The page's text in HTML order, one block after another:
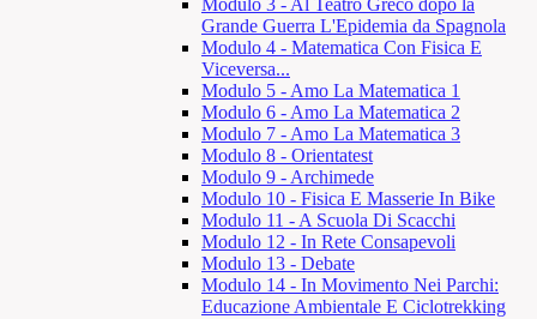
Grande Guerra L'Epidemia da Spagnola
Modulo 4 - Matematica Con Fisica E
Viceversa...
Modulo 5 - Amo La Matematica 1
Modulo 6 - Amo La Matematica 2
Modulo 7 - Amo La Matematica 3
Modulo 8 - Orientatest
Modulo 9 - Archimede
Modulo 10 - Fisica E Masserie In Bike
Modulo 11 - A Scuola Di Scacchi
Modulo 12 - In Rete Consapevoli
Modulo 13 - Debate
Modulo 14 - In Movimento Nei Parchi:
Educazione Ambientale E Ciclotrekking